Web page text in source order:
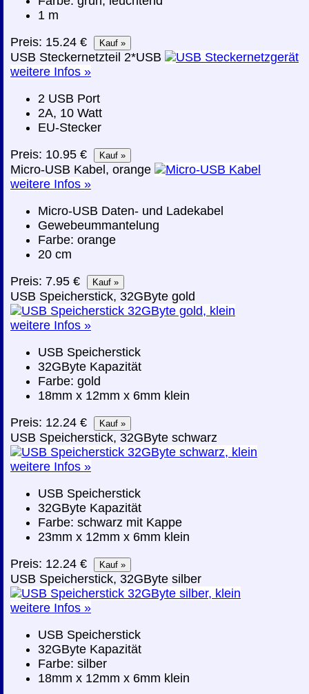
1 m
Preis: 15.24 €
USB Steckernetzteil 2*USB
weitere Infos »
2 USB Port
2A, 10 Watt
EU-Stecker
Preis: 10.95 €
Micro-USB Kabel, orange
weitere Infos »
Micro-USB Daten- und Ladekabel
Gewebeummantelung
Farbe: orange
20 cm
Preis: 7.95 €
USB Speicherstick, 32GByte gold
weitere Infos »
USB Speicherstick
32GByte Kapazität
Farbe: gold
18mm x 12mm x 6mm klein
Preis: 12.24 €
USB Speicherstick, 32GByte schwarz
weitere Infos »
USB Speicherstick
32GByte Kapazität
Farbe: schwarz mit Kappe
23mm x 12mm x 6mm klein
Preis: 12.24 €
USB Speicherstick, 32GByte silber
weitere Infos »
USB Speicherstick
32GByte Kapazität
Farbe: silber
18mm x 12mm x 6mm klein